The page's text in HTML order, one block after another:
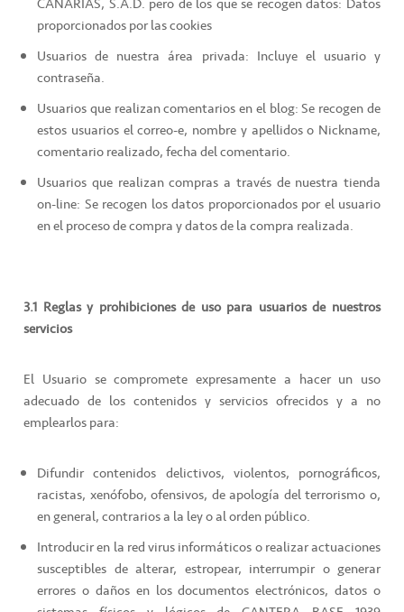
proporcionados por las cookies
Usuarios de nuestra área privada: Incluye el usuario y
contraseña.
Usuarios que realizan comentarios en el blog: Se recogen de
estos usuarios el correo-e, nombre y apellidos o Nickname,
comentario realizado, fecha del comentario.
Usuarios que realizan compras a través de nuestra tienda
on-line: Se recogen los datos proporcionados por el usuario
en el proceso de compra y datos de la compra realizada.
3.1 Reglas y prohibiciones de uso para usuarios de nuestros
servicios
El Usuario se compromete expresamente a hacer un uso
adecuado de los contenidos y servicios ofrecidos y a no
emplearlos para:
Difundir contenidos delictivos, violentos, pornográficos,
racistas, xenófobo, ofensivos, de apología del terrorismo o,
en general, contrarios a la ley o al orden público.
Introducir en la red virus informáticos o realizar actuaciones
susceptibles de alterar, estropear, interrumpir o generar
errores o daños en los documentos electrónicos, datos o